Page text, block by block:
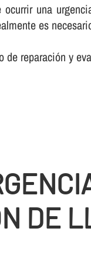
una
es
de reparación y
DE